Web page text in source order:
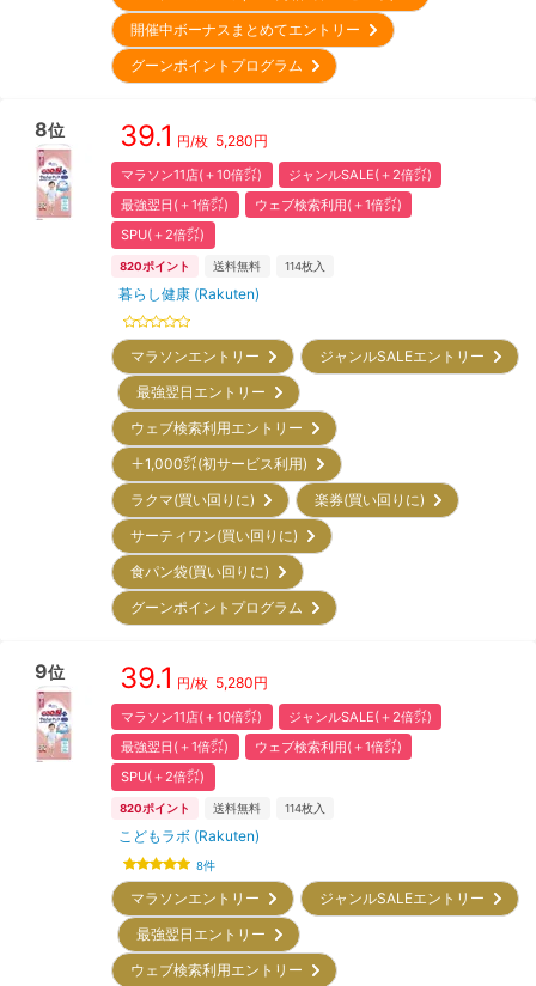
開催中ボーナスまとめてエントリー
グーンポイントプログラム
8位 39.1 円/枚 5,280円
マラソン11店(＋10倍㌽)
ジャンルSALE(＋2倍㌽)
最強翌日(＋1倍㌽)
ウェブ検索利用(＋1倍㌽)
SPU(＋2倍㌽)
820ポイント 送料無料 114枚入
暮らし健康 (Rakuten)
マラソンエントリー
ジャンルSALEエントリー
最強翌日エントリー
ウェブ検索利用エントリー
＋1,000㌽(初サービス利用)
ラクマ(買い回りに)
楽券(買い回りに)
サーティワン(買い回りに)
食パン袋(買い回りに)
グーンポイントプログラム
9位 39.1 円/枚 5,280円
マラソン11店(＋10倍㌽)
ジャンルSALE(＋2倍㌽)
最強翌日(＋1倍㌽)
ウェブ検索利用(＋1倍㌽)
SPU(＋2倍㌽)
820ポイント 送料無料 114枚入
こどもラボ (Rakuten)
8件
マラソンエントリー
ジャンルSALEエントリー
最強翌日エントリー
ウェブ検索利用エントリー